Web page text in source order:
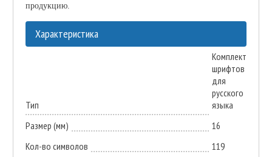
продукцию.
Характеристика
Тип
Комплект
шрифтов
для
русского
языка
Размер (мм)
16
Кол-во символов
119